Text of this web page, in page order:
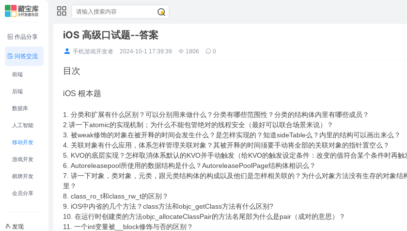
作品分享
问答交流
前端
后端
数据库
人工智能
移动开发
游戏开发
棋牌开发
会员分享
发现
iOS 高级口试题--答案
手机游戏开发者 2024-10-1 17:39:39 1806 0
目次
iOS 根本题
1. 分类和扩展有什么区别？可以分别用来做什么？分类有哪些范围性？分类的结构体内里有哪些成员？
2.讲一下atomic的实现机制；为什么不能包管绝对的线程安全（最好可以联合场景来说）？
3. 被weak修饰的对象在被开释的时间会发生什么？是怎样实现的？知道sideTable么？内里的结构可以画出来么？
4. 关联对象有什么应用，体系怎样管理关联对象？其被开释的时间须要手动将全部的关联对象的指针置空么？
5. KVO的底层实现？怎样取消体系默认的KVO并手动触发（给KVO的触发设定条件：改变的值符合某个条件时再触
6. Autoreleasepool所使用的数据结构是什么？AutoreleasePoolPage结构体相识么？
7. 讲一下对象，类对象，元类，跟元类结构体的构成以及他们是怎样相关联的？为什么对象方法没有生存的对象结
里？
8. class_ro_t和class_rw_t的区别？
9. iOS中内省的几个方法？class方法和objc_getClass方法有什么区别?
10. 在运行时创建类的方法objc_allocateClassPair的方法名尾部为什么是pair（成对的意思）？
11. 一个int变量被__block修饰与否的区别？